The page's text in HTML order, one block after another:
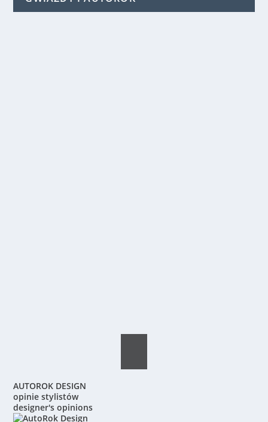
AUTOROK DESIGN
opinie stylistów
designer's opinions